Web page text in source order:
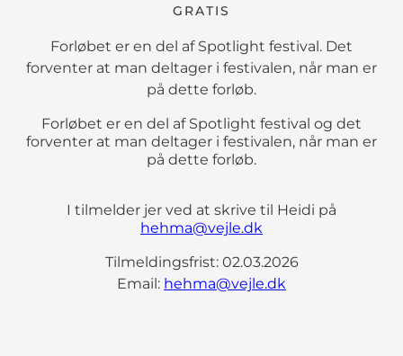
GRATIS
Forløbet er en del af Spotlight festival. Det
forventer at man deltager i festivalen, når man er
på dette forløb.
Forløbet er en del af Spotlight festival og det
forventer at man deltager i festivalen, når man er
på dette forløb.
I tilmelder jer ved at skrive til Heidi på
hehma@vejle.dk
Tilmeldingsfrist: 02.03.2026
Email: hehma@vejle.dk